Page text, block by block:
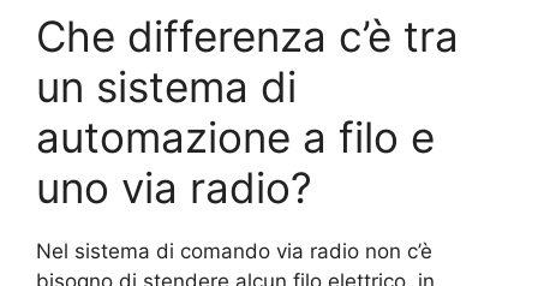
Che differenza c’è tra
un sistema di
automazione a filo e
uno via radio?
Nel sistema di comando via radio non c’è
bisogno di stendere alcun filo elettrico, in